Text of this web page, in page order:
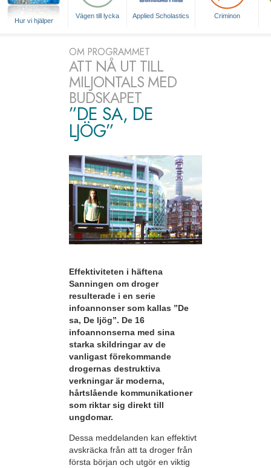
Hur vi hjälper
Vägen till lycka Applied Scholastics Criminon
OM PROGRAMMET
ATT NÅ UT TILL
MILJONTALS MED
BUDSKAPET
”DE SA, DE
LJÖG”
Effektiviteten i häftena
Sanningen om droger
resulterade i en serie
infoannonser som kallas ”De
sa, De ljög”. De 16
infoannonserna med sina
starka skildringar av de
vanligast förekommande
drogernas destruktiva
verkningar är moderna,
hårtslående kommunikationer
som riktar sig direkt till
ungdomar.
Dessa meddelanden kan effektivt
avskräcka från att ta droger från
första början och utgör en viktig